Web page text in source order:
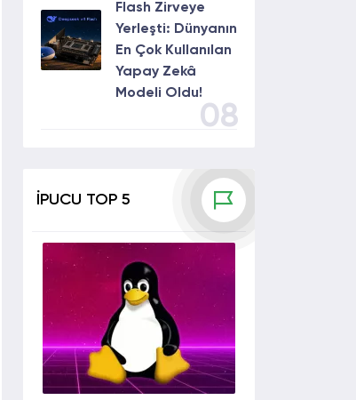
Flash Zirveye
Yerleşti: Dünyanın
En Çok Kullanılan
Yapay Zekâ
Modeli Oldu!
08
İPUCU TOP 5